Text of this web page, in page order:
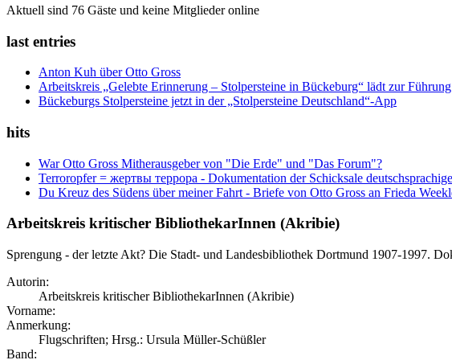
Aktuell sind 76 Gäste und keine Mitglieder online
last entries
Anton Kuh über Otto Gross
Arbeitskreis „Gelebte Erinnerung – Stolpersteine in Bückeburg“ lädt zur
Bückeburgs Stolpersteine jetzt in der „Stolpersteine Deutschland“-App
hits
War Otto Gross Mitherausgeber von "Die Erde" und "Das Forum"?
Terroropfer = жертвы террора - Dokumentation der Schicksale
Du Kreuz des Südens über meiner Fahrt - Briefe von Otto Gross an Frieda
Arbeitskreis kritischer BibliothekarInnen (Akribie)
Sprengung - der letzte Akt? Die Stadt- und Landesbibliothek Dortmund 1907-1997.
Autorin:
Arbeitskreis kritischer BibliothekarInnen (Akribie)
Vorname:
Anmerkung:
Flugschriften; Hrsg.: Ursula Müller-Schüßler
Band: